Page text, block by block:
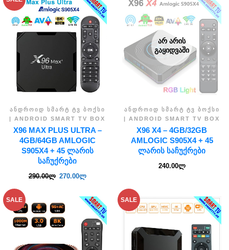
ᲐᲜᲓᲠᲝᲘᲓ ᲡᲛᲐᲠᲢ ᲢᲕ ᲑᲝᲥᲡᲘ
| ANDROID SMART TV BOX
X96 MAX PLUS ULTRA –
4GB/64GB AMLOGIC
S905X4 + 45 ᲚᲐᲠᲘᲡ
ᲡᲐᲩᲣᲥᲠᲔᲑᲘ
290.00ლ 270.00ლ
ᲐᲠ ᲐᲠᲘᲡ
ᲒᲐᲧᲘᲓᲕᲐᲨᲘ
ᲐᲜᲓᲠᲝᲘᲓ ᲡᲛᲐᲠᲢ ᲢᲕ ᲑᲝᲥᲡᲘ
| ANDROID SMART TV BOX
X96 X4 – 4GB/32GB
AMLOGIC S905X4 + 45
ᲚᲐᲠᲘᲡ ᲡᲐᲩᲣᲥᲠᲔᲑᲘ
240.00ლ
SALE SALE